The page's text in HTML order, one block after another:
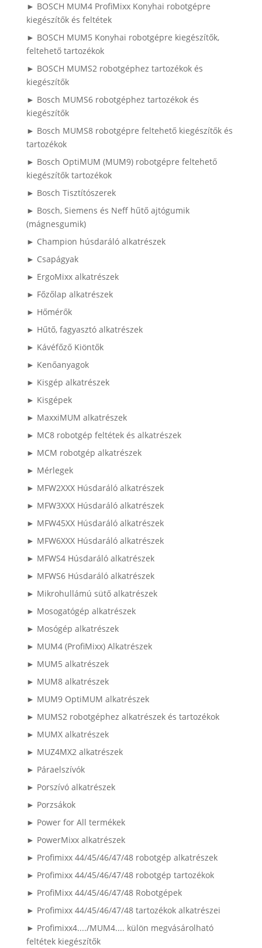
► BOSCH MUM4 ProfiMixx Konyhai robotgépre
kiegészítők és feltétek
► BOSCH MUM5 Konyhai robotgépre kiegészítők,
feltehető tartozékok
► BOSCH MUMS2 robotgéphez tartozékok és
kiegészítők
► Bosch MUMS6 robotgéphez tartozékok és
kiegészítők
► Bosch MUMS8 robotgépre feltehető kiegészítők és
tartozékok
► Bosch OptiMUM (MUM9) robotgépre feltehető
kiegészítők tartozékok
► Bosch Tisztítószerek
► Bosch, Siemens és Neff hűtő ajtógumik
(mágnesgumik)
► Champion húsdaráló alkatrészek
► Csapágyak
► ErgoMixx alkatrészek
► Főzőlap alkatrészek
► Hőmérők
► Hűtő, fagyasztó alkatrészek
► Kávéfőző Kiöntők
► Kenőanyagok
► Kisgép alkatrészek
► Kisgépek
► MaxxiMUM alkatrészek
► MC8 robotgép feltétek és alkatrészek
► MCM robotgép alkatrészek
► Mérlegek
► MFW2XXX Húsdaráló alkatrészek
► MFW3XXX Húsdaráló alkatrészek
► MFW45XX Húsdaráló alkatrészek
► MFW6XXX Húsdaráló alkatrészek
► MFWS4 Húsdaráló alkatrészek
► MFWS6 Húsdaráló alkatrészek
► Mikrohullámú sütő alkatrészek
► Mosogatógép alkatrészek
► Mosógép alkatrészek
► MUM4 (ProfiMixx) Alkatrészek
► MUM5 alkatrészek
► MUM8 alkatrészek
► MUM9 OptiMUM alkatrészek
► MUMS2 robotgéphez alkatrészek és tartozékok
► MUMX alkatrészek
► MUZ4MX2 alkatrészek
► Páraelszívók
► Porszívó alkatrészek
► Porzsákok
► Power for All termékek
► PowerMixx alkatrészek
► Profimixx 44/45/46/47/48 robotgép alkatrészek
► Profimixx 44/45/46/47/48 robotgép tartozékok
► ProfiMixx 44/45/46/47/48 Robotgépek
► Profimixx 44/45/46/47/48 tartozékok alkatrészei
► Profimixx4..../MUM4.... külön megvásárolható
feltétek kiegészítők